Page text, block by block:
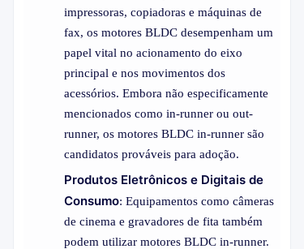
impressoras, copiadoras e máquinas de
fax, os motores BLDC desempenham um
papel vital no acionamento do eixo
principal e nos movimentos dos
acessórios. Embora não especificamente
mencionados como in-runner ou out-
runner, os motores BLDC in-runner são
candidatos prováveis para adoção.
Produtos Eletrônicos e Digitais de
Consumo: Equipamentos como câmeras
de cinema e gravadores de fita também
podem utilizar motores BLDC in-runner.